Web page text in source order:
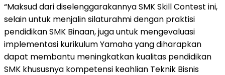
“Maksud dari diselenggarakannya SMK Skill Contest ini,
selain untuk menjalin silaturahmi dengan praktisi
pendidikan SMK Binaan, juga untuk mengevaluasi
implementasi kurikulum Yamaha yang diharapkan
dapat membantu meningkatkan kualitas pendidikan
SMK khususnya kompetensi keahlian Teknik Bisnis